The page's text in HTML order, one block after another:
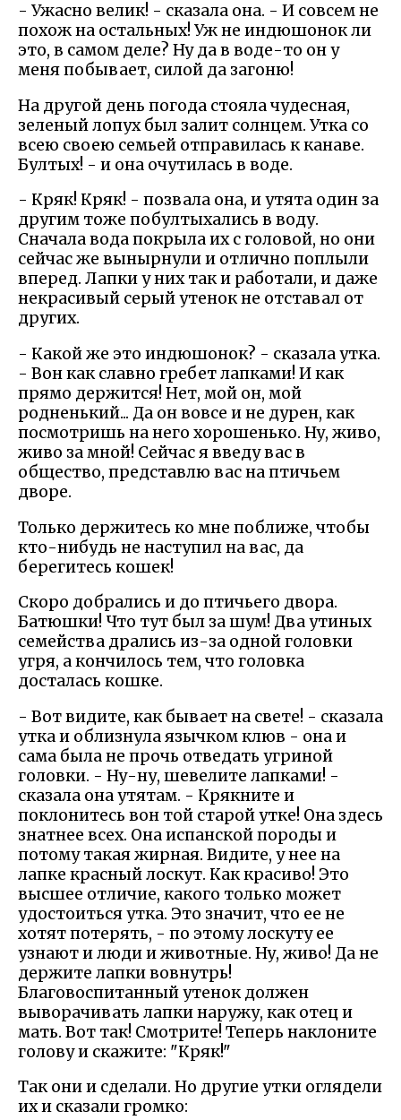
- Ужасно велик! - сказала она. - И совсем не
похож на остальных! Уж не индюшонок ли
это, в самом деле? Ну да в воде-то он у
меня побывает, силой да загоню!
На другой день погода стояла чудесная,
зеленый лопух был залит солнцем. Утка со
всею своею семьей отправилась к канаве.
Бултых! - и она очутилась в воде.
- Кряк! Кряк! - позвала она, и утята один за
другим тоже побултыхались в воду.
Сначала вода покрыла их с головой, но они
сейчас же вынырнули и отлично поплыли
вперед. Лапки у них так и работали, и даже
некрасивый серый утенок не отставал от
других.
- Какой же это индюшонок? - сказала утка.
- Вон как славно гребет лапками! И как
прямо держится! Нет, мой он, мой
родненький... Да он вовсе и не дурен, как
посмотришь на него хорошенько. Ну, живо,
живо за мной! Сейчас я введу вас в
общество, представлю вас на птичьем
дворе.
Только держитесь ко мне поближе, чтобы
кто-нибудь не наступил на вас, да
берегитесь кошек!
Скоро добрались и до птичьего двора.
Батюшки! Что тут был за шум! Два утиных
семейства дрались из-за одной головки
угря, а кончилось тем, что головка
досталась кошке.
- Вот видите, как бывает на свете! - сказала
утка и облизнула язычком клюв - она и
сама была не прочь отведать угриной
головки. - Ну-ну, шевелите лапками! -
сказала она утятам. - Крякните и
поклонитесь вон той старой утке! Она здесь
знатнее всех. Она испанской породы и
потому такая жирная. Видите, у нее на
лапке красный лоскут. Как красиво! Это
высшее отличие, какого только может
удостоиться утка. Это значит, что ее не
хотят потерять, - по этому лоскуту ее
узнают и люди и животные. Ну, живо! Да не
держите лапки вовнутрь!
Благовоспитанный утенок должен
выворачивать лапки наружу, как отец и
мать. Вот так! Смотрите! Теперь наклоните
голову и скажите: "Кряк!"
Так они и сделали. Но другие утки оглядели
их и сказали громко: